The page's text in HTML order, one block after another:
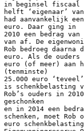
in beginsel fiscaal
helft ‘eigenaar’
had aanvankelijk
euro. Daar ging in
2010 een bedrag van
van af. De
Rob bedroeg daarna
euro. Als de ouders
euro (of meer) aan
(tenminste)
25.000 euro
is schenkbelasting
Rob’s ouders in
geschonken
en in 2014 een
schenken, moet Rob
euro